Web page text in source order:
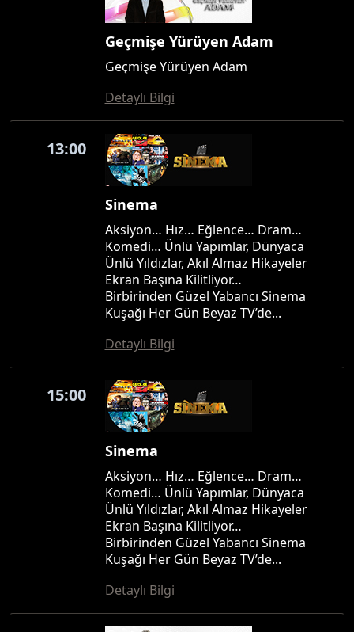
Geçmişe Yürüyen Adam
Geçmişe Yürüyen Adam
Detaylı Bilgi
13:00
Sinema
Aksiyon… Hız… Eğlence… Dram…
Komedi… Ünlü Yapımlar, Dünyaca
Ünlü Yıldızlar, Akıl Almaz Hikayeler
Ekran Başına Kilitliyor…
Birbirinden Güzel Yabancı Sinema
Kuşağı Her Gün Beyaz TV’de...
Detaylı Bilgi
15:00
Sinema
Aksiyon… Hız… Eğlence… Dram…
Komedi… Ünlü Yapımlar, Dünyaca
Ünlü Yıldızlar, Akıl Almaz Hikayeler
Ekran Başına Kilitliyor…
Birbirinden Güzel Yabancı Sinema
Kuşağı Her Gün Beyaz TV’de...
Detaylı Bilgi